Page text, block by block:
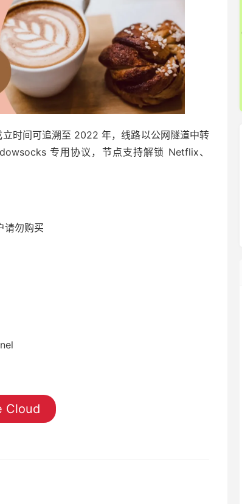
时间可追溯至 2022 年，线路以公网隧道中转
专用协议，节点支持解锁 Netflix、
请勿购买
Cloud